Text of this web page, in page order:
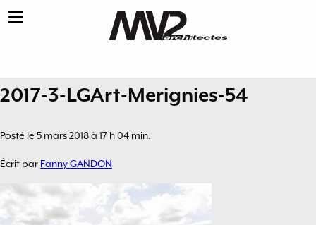
2017-3-LGArt-Merignies-54
Posté le 5 mars 2018 à 17 h 04 min.
Écrit par Fanny GANDON